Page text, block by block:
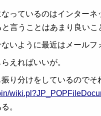
っているのはインターネ
言うことはあまり良いこ
いように最近はメール
えればいいが。
り分けをしているのでそ
。